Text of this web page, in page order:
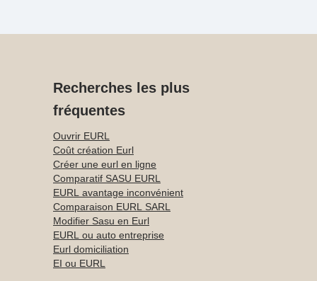
Recherches les plus
fréquentes
Ouvrir EURL
Coût création Eurl
Créer une eurl en ligne
Comparatif SASU EURL
EURL avantage inconvénient
Comparaison EURL SARL
Modifier Sasu en Eurl
EURL ou auto entreprise
Eurl domiciliation
EI ou EURL